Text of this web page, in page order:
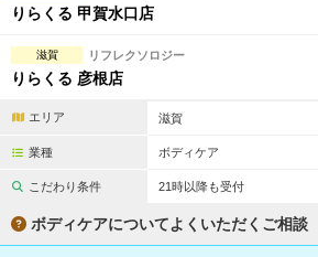
フットバスあり
専用駐車場あり
スタッフ指名可
駅から徒歩5分以内
こだわり条件を変更
りらくる 甲賀水口店
滋賀 リフレクソロジー
りらくる 彦根店
エリア 滋賀
業種 ボディケア
こだわり条件 21時以降も受付
ボディケアについてよくいただくご相談